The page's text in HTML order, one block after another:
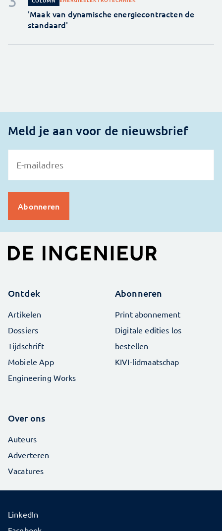
'Maak van dynamische energiecontracten de
standaard'
Meld je aan voor de nieuwsbrief
Ontdek
Artikelen
Dossiers
Tijdschrift
Mobiele App
Engineering Works
Abonneren
Print abonnement
Digitale edities los
bestellen
KIVI-lidmaatschap
Over ons
Auteurs
Adverteren
Vacatures
LinkedIn